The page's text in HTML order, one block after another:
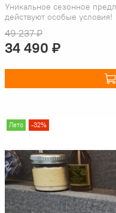
Уникальное сезонное
действуют особые условия!
49 237 ₽
34 490 ₽
Лето -32%